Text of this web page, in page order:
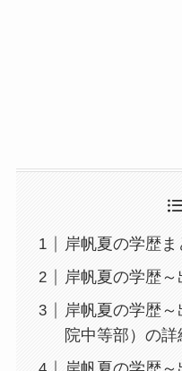
岸帆夏の学歴ま
岸帆夏の学歴
岸帆夏の学歴
院中等部）の詳